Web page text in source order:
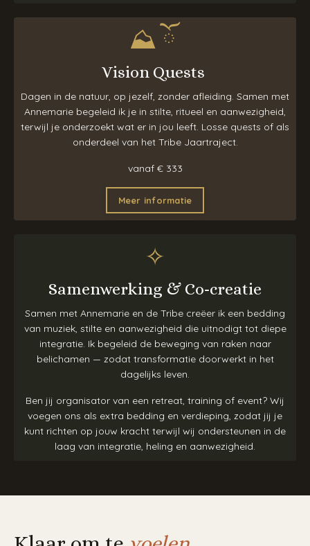
⛰︎ ོ
Vision Quests
Dagen in de natuur, op jezelf, zonder afleiding. Samen met
Annemarie begeleid ik je in stilte, ritueel en aanwezigheid,
terwijl je onderzoekt wat er in jou leeft. Losse quests of als
onderdeel van het Tribe Jaartraject.
vanaf € 333
Meer informatie
✧
Samenwerking & Co-creatie
Samen met Annemarie en de Tribe creëer ik een bedding
van muziek, stilte en aanwezigheid die uitnodigt tot diepe
integratie. Ik begeleid de beweging van raken naar
belichamen — zodat transformatie doorwerkt in het
dagelijks leven.
Ben jij organisator van een retreat, training of event? Wij
voegen ons als extra bedding en verdieping, zodat jij je
kunt richten op jouw kracht terwijl wij ondersteunen in de
laag van integratie, heling en aanwezigheid.